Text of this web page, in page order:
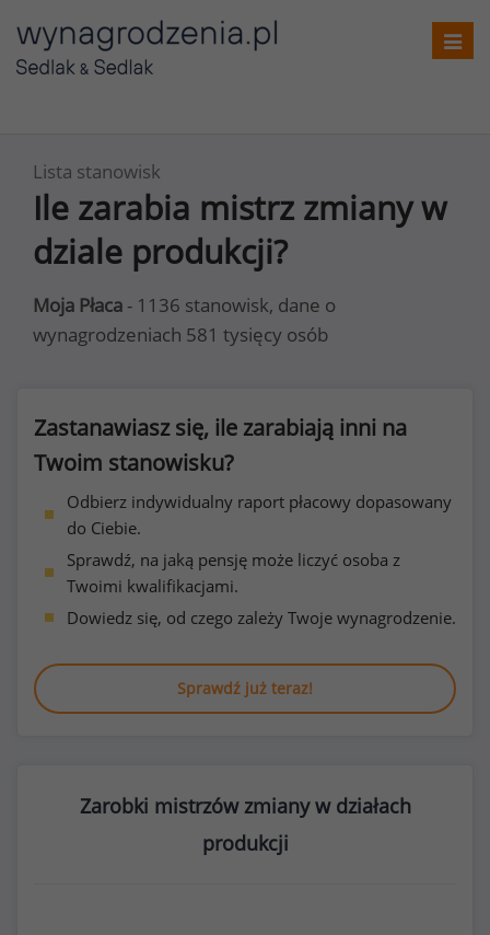
Lista stanowisk
Ile zarabia mistrz zmiany w
dziale produkcji?
Moja Płaca - 1136 stanowisk, dane o
wynagrodzeniach 581 tysięcy osób
Zastanawiasz się, ile zarabiają inni na
Twoim stanowisku?
Odbierz indywidualny raport płacowy dopasowany
do Ciebie.
Sprawdź, na jaką pensję może liczyć osoba z
Twoimi kwalifikacjami.
Dowiedz się, od czego zależy Twoje wynagrodzenie.
Sprawdź już teraz!
Zarobki mistrzów zmiany w działach
produkcji